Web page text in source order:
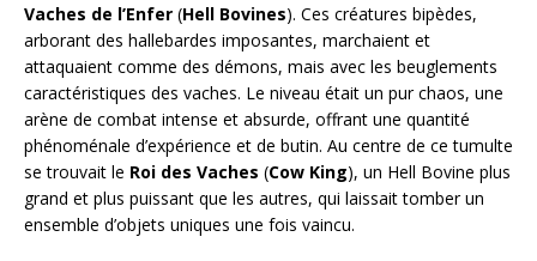
Vaches de l’Enfer (Hell Bovines). Ces créatures bipèdes,
arborant des hallebardes imposantes, marchaient et
attaquaient comme des démons, mais avec les beuglements
caractéristiques des vaches. Le niveau était un pur chaos, une
arène de combat intense et absurde, offrant une quantité
phénoménale d’expérience et de butin. Au centre de ce tumulte
se trouvait le Roi des Vaches (Cow King), un Hell Bovine plus
grand et plus puissant que les autres, qui laissait tomber un
ensemble d’objets uniques une fois vaincu.